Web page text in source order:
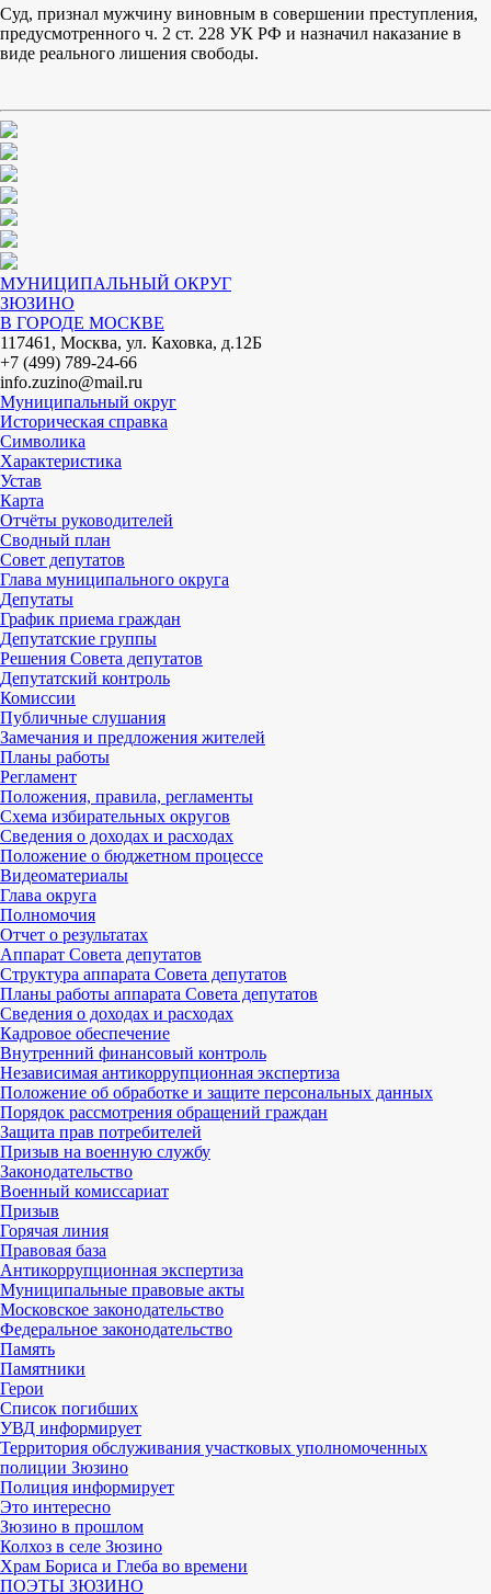
Суд, признал мужчину виновным в совершении преступления,
предусмотренного ч. 2 ст. 228 УК РФ и назначил наказание в
виде реального лишения свободы.
МУНИЦИПАЛЬНЫЙ ОКРУГ
ЗЮЗИНО
В ГОРОДЕ МОСКВЕ
117461, Москва, ул. Каховка, д.12Б
+7 (499) 789-24-66
info.zuzino@mail.ru
Муниципальный округ
Историческая справка
Символика
Характеристика
Устав
Карта
Отчёты руководителей
Сводный план
Совет депутатов
Глава муниципального округа
Депутаты
График приема граждан
Депутатские группы
Решения Совета депутатов
Депутатский контроль
Комиссии
Публичные слушания
Замечания и предложения жителей
Планы работы
Регламент
Положения, правила, регламенты
Схема избирательных округов
Сведения о доходах и расходах
Положение о бюджетном процессе
Видеоматериалы
Глава округа
Полномочия
Отчет о результатах
Аппарат Совета депутатов
Структура аппарата Совета депутатов
Планы работы аппарата Совета депутатов
Сведения о доходах и расходах
Кадровое обеспечение
Внутренний финансовый контроль
Независимая антикоррупционная экспертиза
Положение об обработке и защите персональных данных
Порядок рассмотрения обращений граждан
Защита прав потребителей
Призыв на военную службу
Законодательство
Военный комиссариат
Призыв
Горячая линия
Правовая база
Антикоррупционная экспертиза
Муниципальные правовые акты
Московское законодательство
Федеральное законодательство
Память
Памятники
Герои
Список погибших
УВД информирует
Территория обслуживания участковых уполномоченных
полиции Зюзино
Полиция информирует
Это интересно
Зюзино в прошлом
Колхоз в селе Зюзино
Храм Бориса и Глеба во времени
ПОЭТЫ ЗЮЗИНО